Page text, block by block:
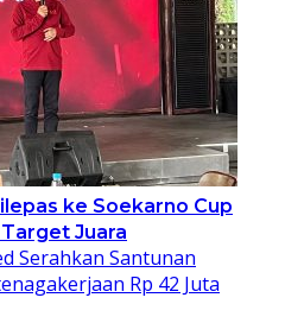
ke Soekarno Cup
Juara